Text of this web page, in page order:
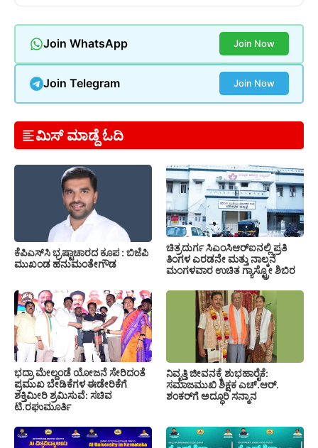
Join WhatsApp Join Now
Join Telegram Join Now
ಮಿಸ್ ಮಾಡ್ದೆ ಓದಿ
ಕೆಪಿಎಸ್‍ಸಿ ಭ್ರಷ್ಟಾಚಾರದ ಕೂಪ : ಬಿಜೆಪಿ
ಮುಖಂಡ ಹನುಮಂತೇಗೌಡ
ಚಿತ್ರದುರ್ಗ ಸಿಎಂಸಿಆರ್‍ಐನಲ್ಲಿ ಪ್ರತಿ
ತಿಂಗಳ ಎರಡನೇ ಮತ್ತು ನಾಲ್ಕನೆ
ಮಂಗಳವಾರ ಉಚಿತ ಗ್ಯಾಸ್ಟ್ರೋ ಶಿಬಿರ
ಭದ್ರಾ ಮೇಲ್ದಂಡೆ ಯೋಜನೆ ಸೇರಿದಂತೆ
ಪ್ರಮುಖ ಬೇಡಿಕೆಗಳ ಈಡೇರಿಕೆಗೆ
ಶಕ್ತಿಮೀರಿ ಶ್ರಮಿಸುವೆ: ಸಚಿವ
ಟಿ.ರಘುಮೂರ್ತಿ
ನಿವೃತ್ತಿ ಜೀವನಕ್ಕೆ ಶುಭಹಾರೈಕೆ:
ಸಮಾಜಮುಖಿ ಶಿಕ್ಷಕ ಎಚ್.ಆರ್.
ಶಂಕರ್‌ಗೆ ಅದ್ಧೂರಿ ಸನ್ಮಾನ